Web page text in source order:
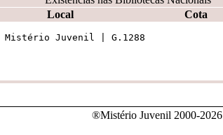
Local
Cota
Mistério Juvenil | G.1288
®Mistério Juvenil 2000-2026